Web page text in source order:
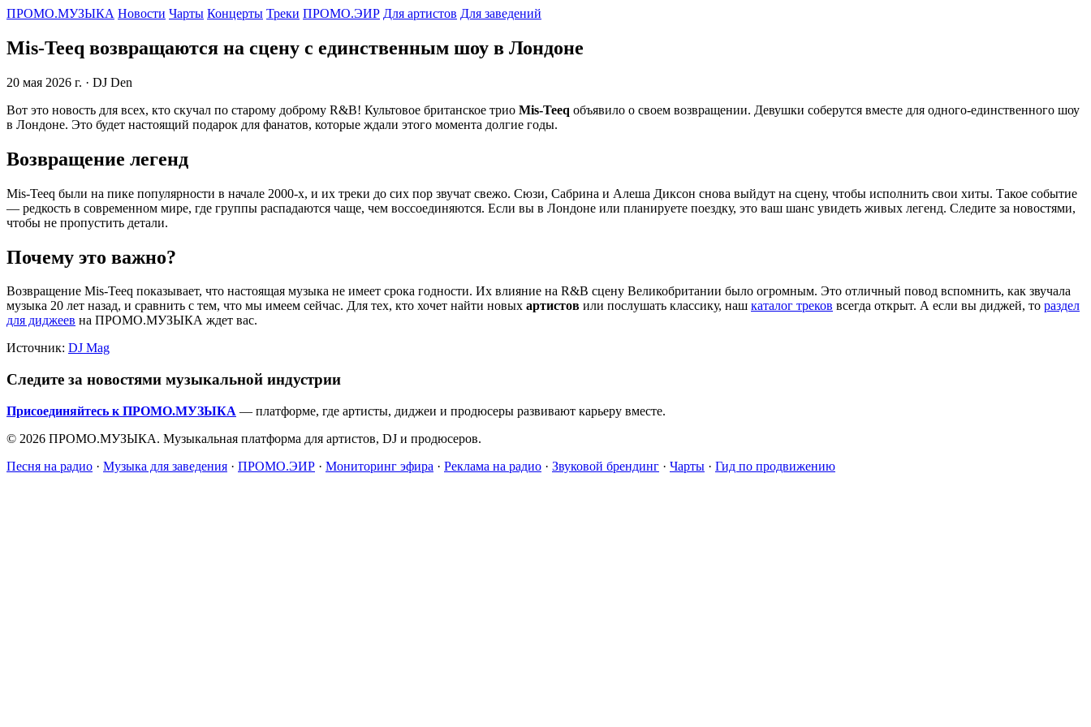
ПРОМО.МУЗЫКА Новости Чарты Концерты Треки ПРОМО.ЭИР Для артистов Для заведений
Mis-Teeq возвращаются на сцену с единственным шоу в Лондоне
20 мая 2026 г. · DJ Den
Вот это новость для всех, кто скучал по старому доброму R&B! Культовое британское трио Mis-Teeq объявило о своем возвращении. Девушки соберутся вместе для одного-единственного шоу
в Лондоне. Это будет настоящий подарок для фанатов, которые ждали этого момента долгие годы.
Возвращение легенд
Mis-Teeq были на пике популярности в начале 2000-х, и их треки до сих пор звучат свежо. Сюзи, Сабрина и Алеша Диксон снова выйдут на сцену, чтобы исполнить свои хиты. Такое событие
— редкость в современном мире, где группы распадаются чаще, чем воссоединяются. Если вы в Лондоне или планируете поездку, это ваш шанс увидеть живых легенд. Следите за новостями,
чтобы не пропустить детали.
Почему это важно?
Возвращение Mis-Teeq показывает, что настоящая музыка не имеет срока годности. Их влияние на R&B сцену Великобритании было огромным. Это отличный повод вспомнить, как звучала
музыка 20 лет назад, и сравнить с тем, что мы имеем сейчас. Для тех, кто хочет найти новых артистов или послушать классику, наш каталог треков всегда открыт. А если вы диджей, то раздел
для диджеев на ПРОМО.МУЗЫКА ждет вас.
Источник: DJ Mag
Следите за новостями музыкальной индустрии
Присоединяйтесь к ПРОМО.МУЗЫКА — платформе, где артисты, диджеи и продюсеры развивают карьеру вместе.
© 2026 ПРОМО.МУЗЫКА. Музыкальная платформа для артистов, DJ и продюсеров.
Песня на радио · Музыка для заведения · ПРОМО.ЭИР · Мониторинг эфира · Реклама на радио · Звуковой брендинг · Чарты · Гид по продвижению